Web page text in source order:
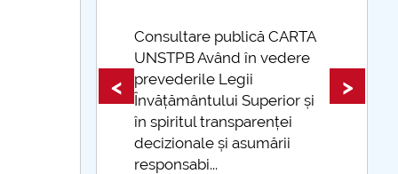
Taxe de școlarizare
indexate Taxele se pot plăti
și cu cardul
mai multe
< >